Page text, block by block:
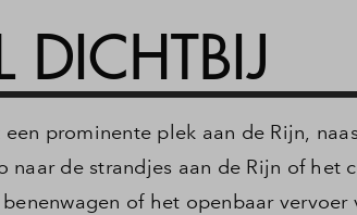
DICHTBIJ
prominente plek aan de Rijn,
naar de strandjes aan de Rijn of het
of het openbaar